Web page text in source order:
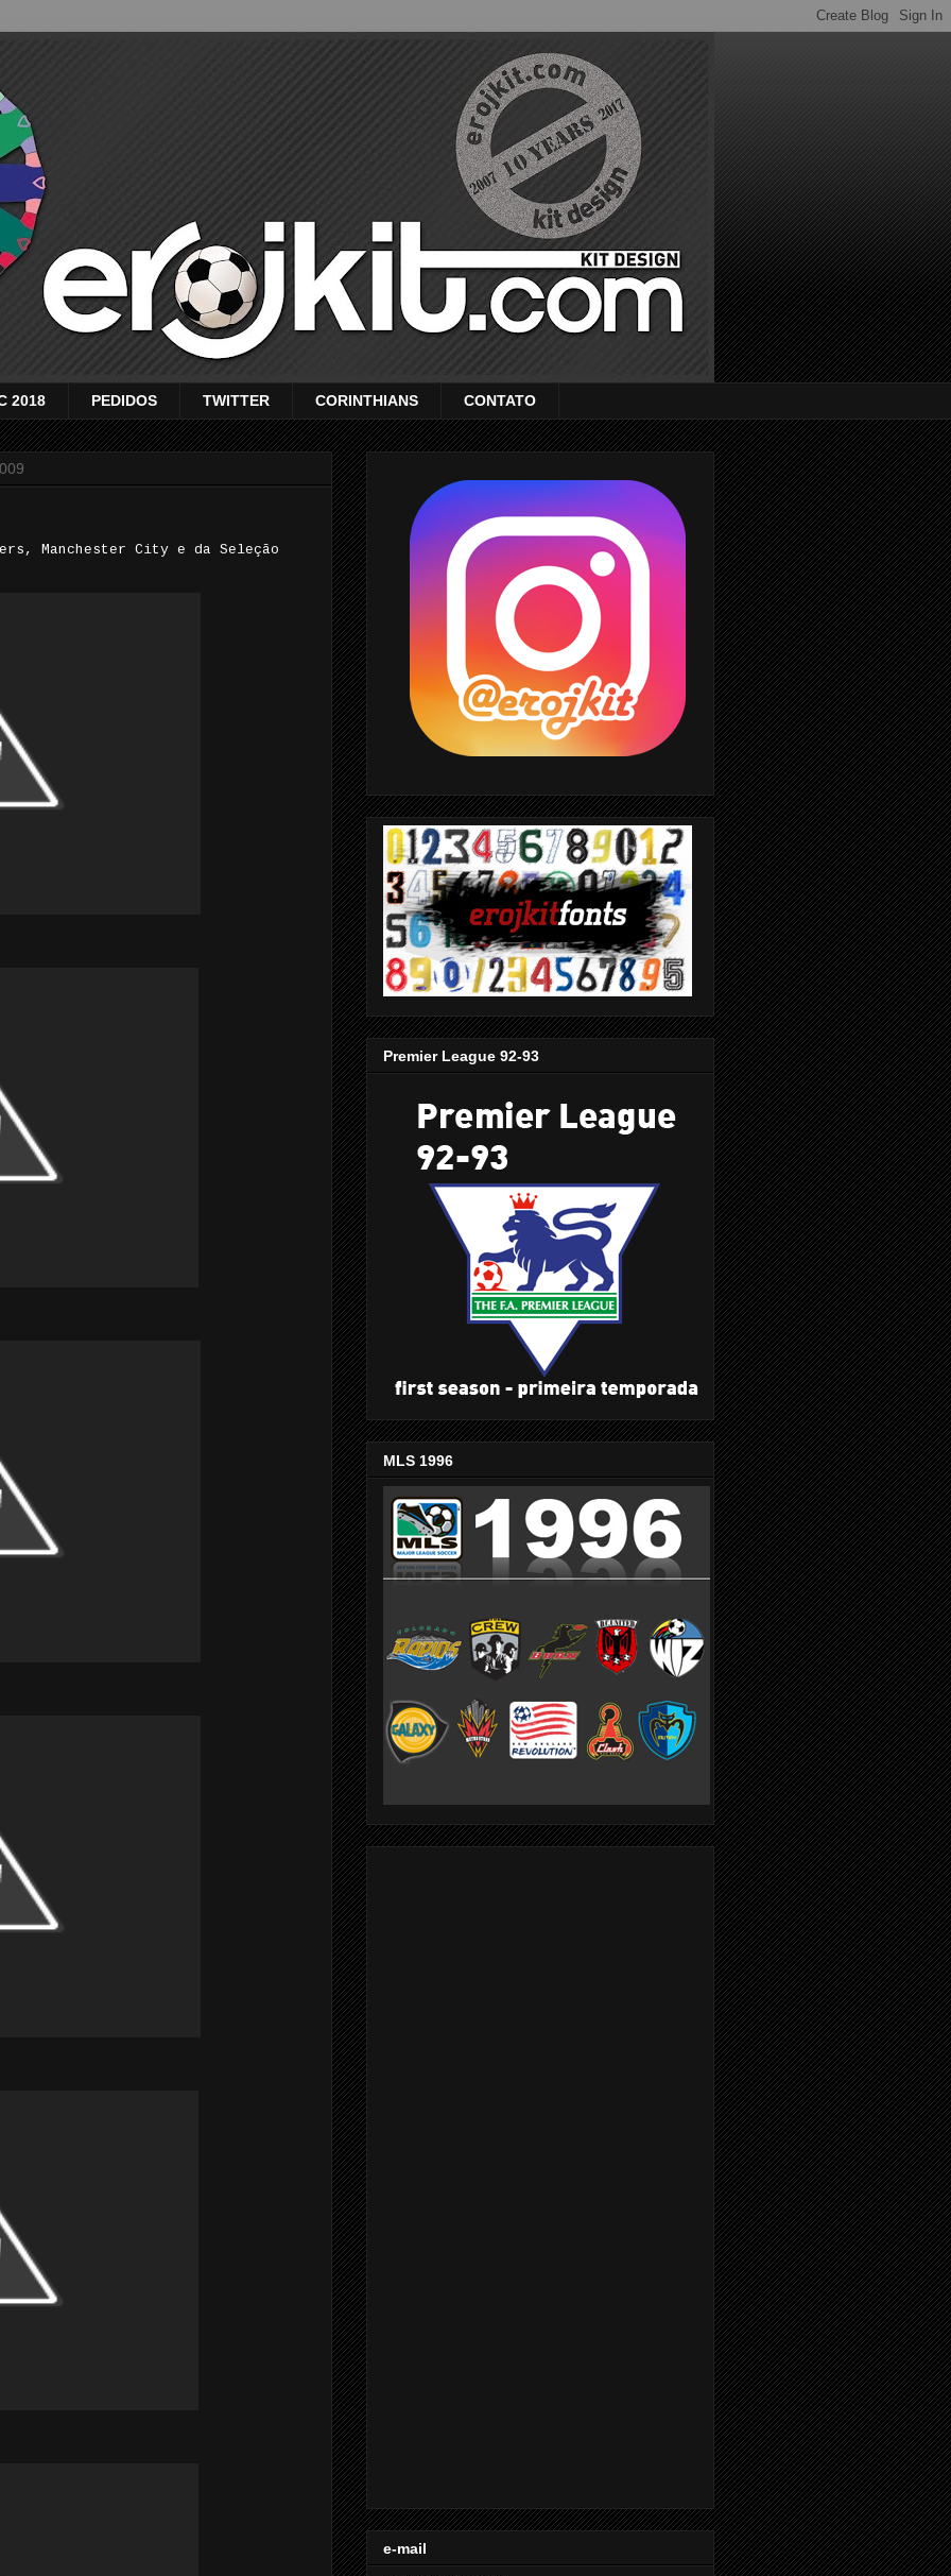
2018 PEDIDOS TWITTER CORINTHIANS CONTATO
Manchester City e da Seleção
Premier League 92-93
MLS 1996
e-mail